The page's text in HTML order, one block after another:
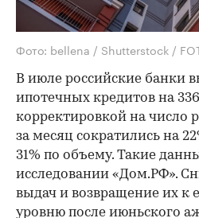
Фото: bellena / Shutterstock /
В июле российские банки
ипотечных кредитов на
корректировкой на число
за месяц сократились на
31% по объему. Такие
исследовании «Дом.РФ».
выдач и возвращение их к
уровню после июньского